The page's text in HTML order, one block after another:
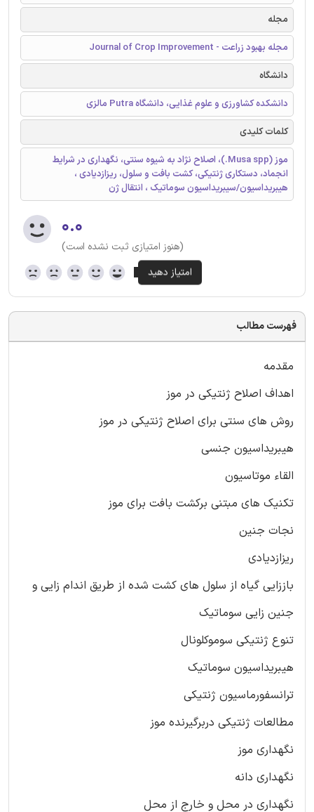
مجله
مجله بهبود زراعت - Journal of Crop Improvement
دانشگاه
دانشکده کشاورزی و علوم غذایی، دانشگاه Putra مالزی
کلمات کلیدی
موز (Musa spp.)، اصلاح نژاد به شیوه سنتی، نگهداری در شرایط
انجماد، دستکاری ژنتیکی، کشت بافت و سلول، ریزازدیادی ،
هیبریداسیون/سیبریداسیون سوماتیک ، انتقال ژن
۰.۰
(هنوز امتیازی ثبت نشده است)
فهرست مطالب
مقدمه
اهداف اصلاح ژنتیکی در موز
روش های سنتی برای اصلاح ژنتیکی در موز
هیبریداسیون جنسی
القاء موتاسیون
تکنیک های مبتنی برکشت بافت برای موز
نجات جنین
ریزازدیادی
باززایی گیاه از سلول های کشت شده از طریق اندام زایی و
جنین زایی سوماتیک
تنوع ژنتیکی سوموکلونال
هیبریداسیون سوماتیک
ترانسفورماسیون ژنتیکی
مطالعات ژنتیکی دربرگیرنده موز
نگهداری موز
نگهداری دانه
نگهداری در محل و خارج از محل